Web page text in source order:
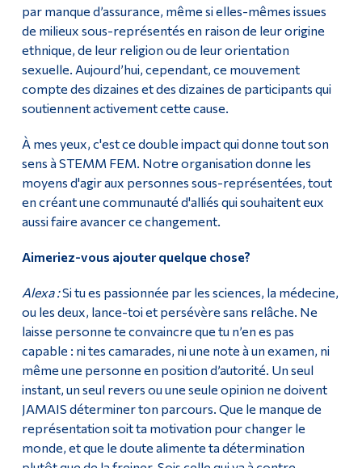
par manque d’assurance, même si elles-mêmes issues
de milieux sous-représentés en raison de leur origine
ethnique, de leur religion ou de leur orientation
sexuelle. Aujourd’hui, cependant, ce mouvement
compte des dizaines et des dizaines de participants qui
soutiennent activement cette cause.
À mes yeux, c'est ce double impact qui donne tout son
sens à STEMM FEM. Notre organisation donne les
moyens d'agir aux personnes sous-représentées, tout
en créant une communauté d'alliés qui souhaitent eux
aussi faire avancer ce changement.
Aimeriez-vous ajouter quelque chose?
Alexa :Si tu es passionnée par les sciences, la médecine,
ou les deux, lance-toi et persévère sans relâche. Ne
laisse personne te convaincre que tu n’en es pas
capable : ni tes camarades, ni une note à un examen, ni
même une personne en position d’autorité. Un seul
instant, un seul revers ou une seule opinion ne doivent
JAMAIS déterminer ton parcours. Que le manque de
représentation soit ta motivation pour changer le
monde, et que le doute alimente ta détermination